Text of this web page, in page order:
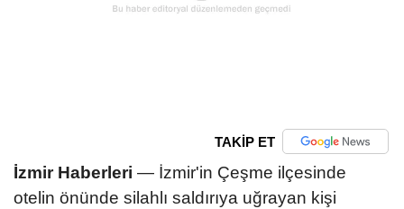
TAKİP ET
İzmir Haberleri — İzmir'in Çeşme ilçesinde
otelin önünde silahlı saldırıya uğrayan kişi